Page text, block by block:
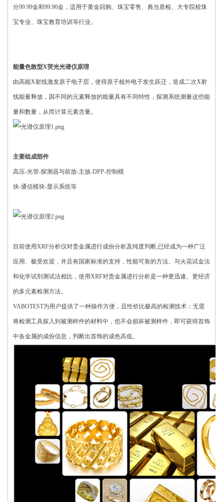
分99.99金和99.90金，适用于黄金回购、珠宝零售、典当质检、大专院校珠
宝专业、珠宝教育培训等行业。
能量色散型X荧光光谱仪原理
由高能X射线激发原子电子层，使得原子核外电子发生跃迁，造成二次X射
线能量释放，因不同的元素释放的能量具有不同特性，探测系统测量这些能
量和数量，从而计算元素含量。
主要组成部件
高压-光管-探测器与前放-主放-DPP-控制模
块-通信模块-显示系统等
目前使用XRF分析仪对贵金属进行成份分析及纯度判断,已经成为一种广泛
应用、极受欢迎，并且有国家标准的支持，性能可靠的方法。与火花试金法
和化学试剂测试法相比，使用XRF对贵金属进行分析是一种更迅速、更经济
的多元素检测方法。
VABOTEST为用户提供了一种操作方便，且性价比极高的检测技术：无需
将检测工具探入到被测样件的材料中，也不会损坏被测样件，即可获得首饰
中各金属的成份信息，判断出首饰的成色高低。